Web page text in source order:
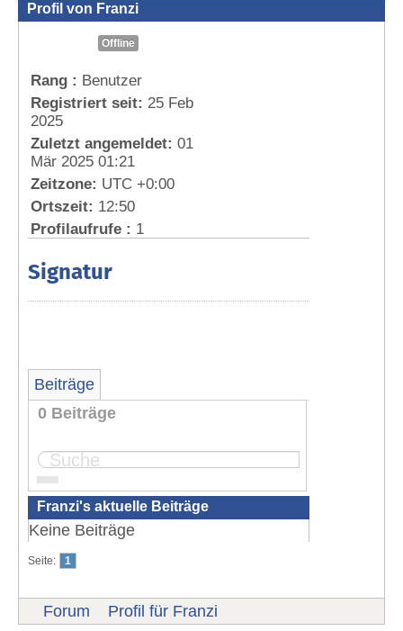
Profil von Franzi
Offline
Rang : Benutzer
Registriert seit: 25 Feb
2025
Zuletzt angemeldet: 01
Mär 2025 01:21
Zeitzone: UTC +0:00
Ortszeit: 12:50
Profilaufrufe : 1
Signatur
Beiträge
0 Beiträge
Franzi's aktuelle Beiträge
Keine Beiträge
Seite: 1
Forum Profil für Franzi